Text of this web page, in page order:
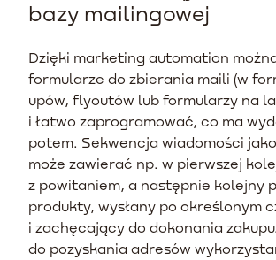
bazy mailingowej
Dzięki marketing automation
formularze do zbierania maili (w
upów, flyoutów lub formularzy na
i łatwo zaprogramować, co ma
potem. Sekwencja wiadomości
może zawierać np. w pierwszej
z powitaniem, a następnie kolejny
produkty, wysłany po określonym
i zachęcający do dokonania
do pozyskania adresów